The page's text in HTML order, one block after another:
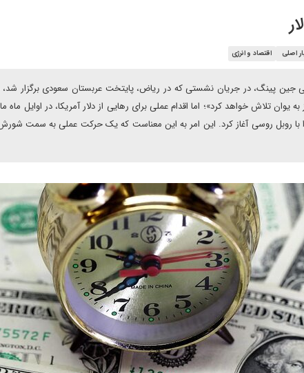
اصلی اقتصاد و انرژی
چین، شی جین پینگ، در جریان نشستی که در ریاض، پایتخت عربستان سعودی برگزار
تلاش خواهد کرد»؛ اما اقدام عملی برای رهایی از دلار آمریکا، در اوایل ماه
با روبل روسی آغاز کرد. این امر به این معناست که یک حرکت عملی به سمت